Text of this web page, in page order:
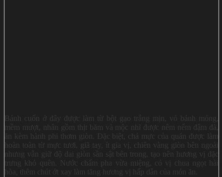
Bánh cuốn ở đây được làm từ bột gạo trắng mịn, vỏ bánh mỏng,
mềm mượt, nhân gồm thịt băm và mộc nhĩ được nêm nếm đậm đà,
ăn kèm hành phi thơm giòn. Đặc biệt, chả mực của quán được làm
hoàn toàn từ mực tươi, giã tay, ít gia vị, chiên vàng giòn bên ngoài
nhưng vẫn giữ độ dai giòn sần sật bên trong, tạo nên hương vị đặc
trưng khó quên. Nước chấm pha vừa miệng, có vị chua ngọt hài
hòa, thêm chút ớt xay làm tăng hương vị hấp dẫn của món ăn.